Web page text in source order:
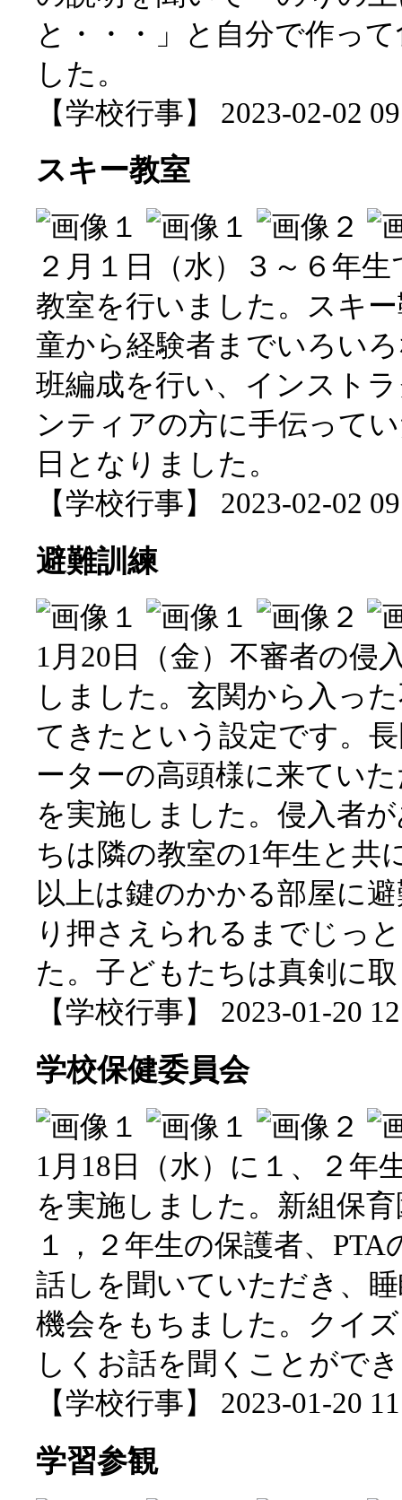
と・・・」と自分で作っ
した。
【学校行事】 2023-02-02
スキー教室
２月１日（水）３～６年
教室を行いました。スキ
童から経験者までいろい
班編成を行い、インスト
ンティアの方に手伝って
日となりました。
【学校行事】 2023-02-02
避難訓練
1月20日（金）不審者の侵
しました。玄関から入っ
てきたという設定です。
ーターの高頭様に来てい
を実施しました。侵入者
ちは隣の教室の1年生と共
以上は鍵のかかる部屋に
り押さえられるまでじっ
た。子どもたちは真剣に
【学校行事】 2023-01-20
学校保健委員会
1月18日（水）に１、２年
を実施しました。新組保
１，２年生の保護者、
話しを聞いていただき、
機会をもちました。クイ
しくお話を聞くことがで
【学校行事】 2023-01-20
学習参観